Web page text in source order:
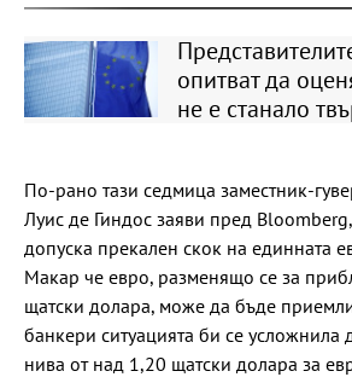
опитват да
не е станало
По-рано тази седмица заместник-
Луис де Гиндос заяви пред
допуска прекален скок на единната
Макар че евро, разменящо се за
щатски долара, може да бъде
банкери ситуацията би се усложнила
нива от над 1,20 щатски долара за